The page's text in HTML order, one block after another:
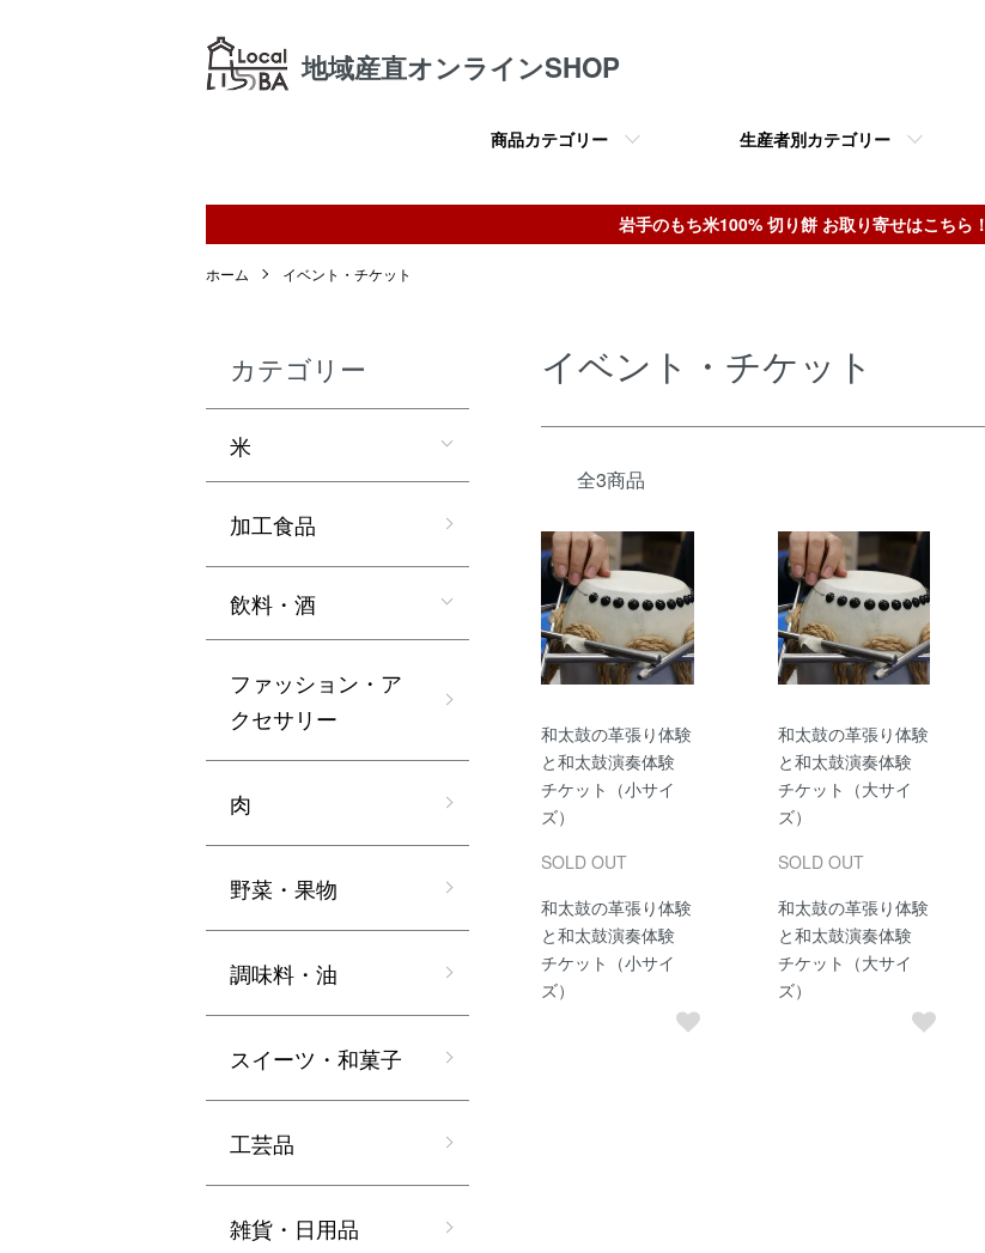
地域産直オンラインSHOP
商品カテゴリー 生産者別カテゴリー
岩手のもち米100% 切り餅 お取り寄せはこちら！
ホーム イベント・チケット
イベント・チケット
全3商品
和太鼓の革張り体験
と和太鼓演奏体験
チケット（小サイ
ズ）
SOLD OUT
和太鼓の革張り体験
と和太鼓演奏体験
チケット（小サイ
ズ）
和太鼓の革張り体験
と和太鼓演奏体験
チケット（大サイ
ズ）
SOLD OUT
和太鼓の革張り体験
と和太鼓演奏体験
チケット（大サイ
ズ）
カテゴリー
米
加工食品
飲料・酒
ファッション・ア
クセサリー
肉
野菜・果物
調味料・油
スイーツ・和菓子
工芸品
雑貨・日用品